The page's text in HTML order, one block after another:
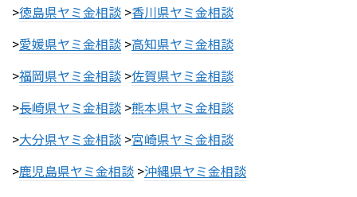
>徳島県ヤミ金相談 >香川県ヤミ金相談
>愛媛県ヤミ金相談 >高知県ヤミ金相談
>福岡県ヤミ金相談 >佐賀県ヤミ金相談
>長崎県ヤミ金相談 >熊本県ヤミ金相談
>大分県ヤミ金相談 >宮崎県ヤミ金相談
>鹿児島県ヤミ金相談 >沖縄県ヤミ金相談